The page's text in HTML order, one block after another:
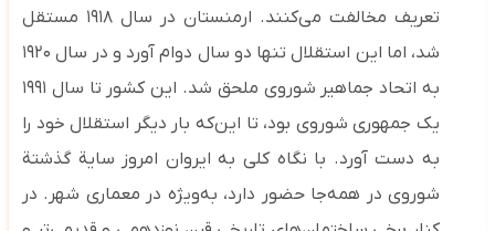
تعریف مخالفت می‌کنند. ارمنستان در سال ۱۹۱۸ مستقل
شد، اما این استقلال تنها دو سال دوام آورد و در سال ۱۹۲۰
به اتحاد جماهیر شوروی ملحق شد. این کشور تا سال ۱۹۹۱
یک جمهوری شوروی بود، تا این‌که بار دیگر استقلال خود را
به دست آورد. با نگاه کلی به ایروان امروز سایة گذشتة
شوروی در همه‌جا حضور دارد، به‌ویژه در معماری شهر. در